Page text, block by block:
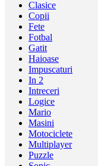
Clasice
Copii
Fete
Fotbal
Gatit
Haioase
Impuscaturi
In 2
Intreceri
Logice
Mario
Masini
Motociclete
Multiplayer
Puzzle